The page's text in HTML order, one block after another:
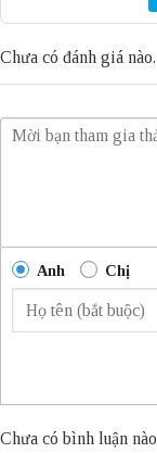
Chưa có đánh giá nào.
Anh Chị
Chưa có bình luận nào